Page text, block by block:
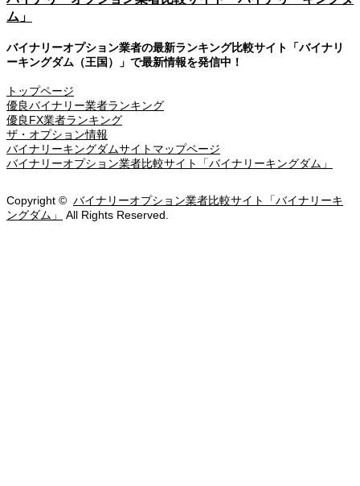
ム」
バイナリーオプション業者の最新ランキング比較サイト「バイナリ
ーキングダム（王国）」で最新情報を発信中！
トップページ
優良バイナリー業者ランキング
優良FX業者ランキング
ザ・オプション情報
バイナリーキングダムサイトマップページ
バイナリーオプション業者比較サイト「バイナリーキングダム」
Copyright © バイナリーオプション業者比較サイト「バイナリーキ
ングダム」
All Rights Reserved.